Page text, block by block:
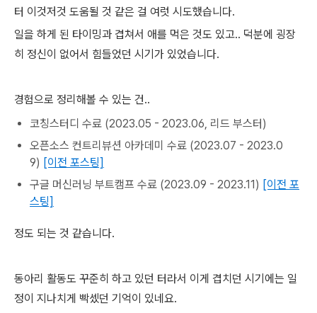
터 이것저것 도움될 것 같은 걸 여럿 시도했습니다.
일을 하게 된 타이밍과 겹쳐서 애를 먹은 것도 있고.. 덕분에 굉장
히 정신이 없어서 힘들었던 시기가 있었습니다.
경험으로 정리해볼 수 있는 건..
코칭스터디 수료 (2023.05 - 2023.06, 리드 부스터)
오픈소스 컨트리뷰션 아카데미 수료 (2023.07 - 2023.0
9) [이전 포스팅]
구글 머신러닝 부트캠프 수료 (2023.09 - 2023.11) [이전 포
스팅]
정도 되는 것 같습니다.
동아리 활동도 꾸준히 하고 있던 터라서 이게 겹치던 시기에는 일
정이 지나치게 빡셌던 기억이 있네요.